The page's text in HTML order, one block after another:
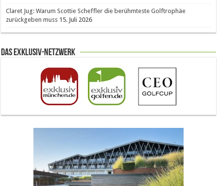
Claret Jug: Warum Scottie Scheffler die berühmteste Golftrophäe
zurückgeben muss 15. Juli 2026
Das Exklusiv-Netzwerk